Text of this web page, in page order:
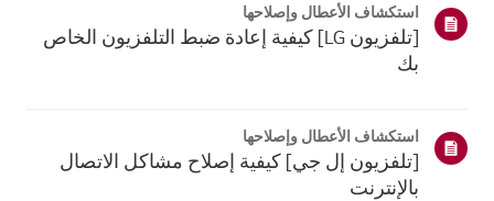
استكشاف الأعطال وإصلاحها
[تلفزيون LG] كيفية إعادة ضبط التلفزيون الخاص
بك
استكشاف الأعطال وإصلاحها
[تلفزيون إل جي] كيفية إصلاح مشاكل الاتصال
بالإنترنت